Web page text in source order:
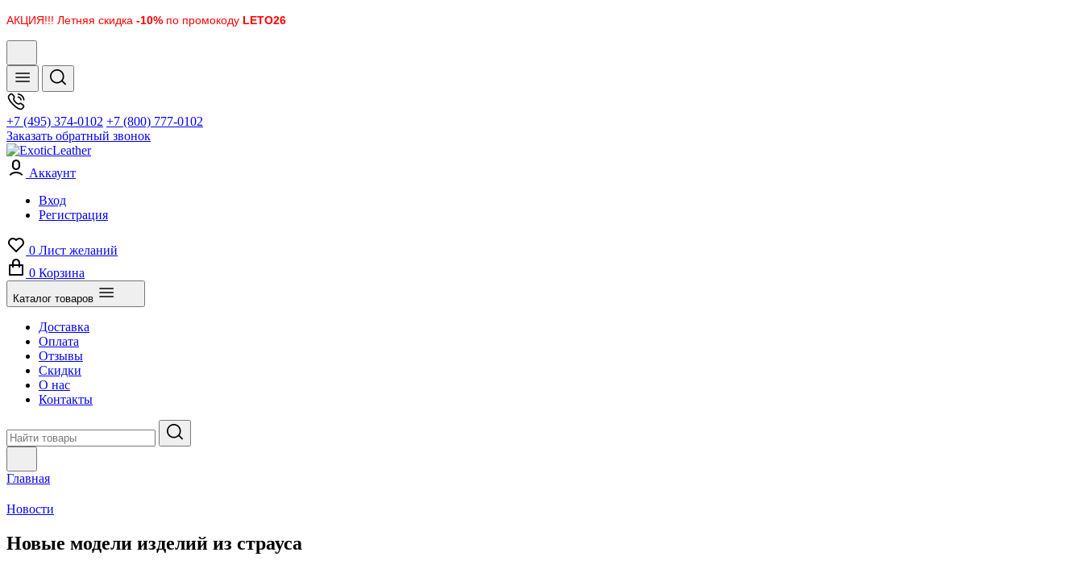
АКЦИЯ!!! Летняя скидка -10% по промокоду LETO26
+7 (495) 374-0102 +7 (800) 777-0102
Заказать обратный звонок
Аккаунт
Вход
Регистрация
0 Лист желаний
0 Корзина
Каталог товаров
Доставка
Оплата
Отзывы
Скидки
О нас
Контакты
Главная
Новости
Новые модели изделий из страуса